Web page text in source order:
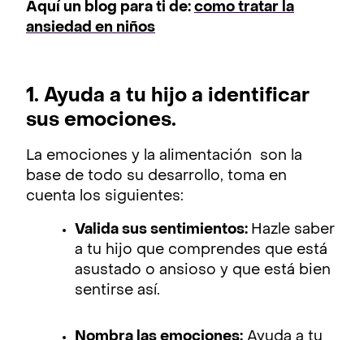
Aquí un blog para ti de: como tratar la
ansiedad en niños
1. Ayuda a tu hijo a identificar
sus emociones.
La emociones y la alimentación son la
base de todo su desarrollo, toma en
cuenta los siguientes:
Valida sus sentimientos: Hazle saber
a tu hijo que comprendes que está
asustado o ansioso y que está bien
sentirse así.
Nombra las emociones: Ayuda a tu